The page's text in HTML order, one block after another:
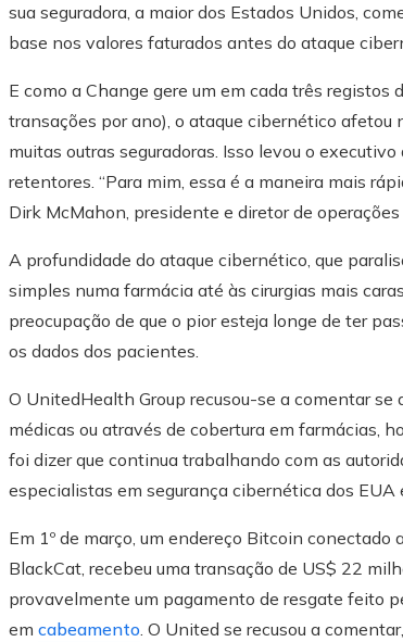
sua seguradora, a maior dos Estados Unidos,
base nos valores faturados antes do ataque
E como a Change gere um em cada três
transações por ano), o ataque cibernético
muitas outras seguradoras. Isso levou o
retentores. “Para mim, essa é a maneira mais
Dirk McMahon, presidente e diretor de
A profundidade do ataque cibernético, que
simples numa farmácia até às cirurgias mais
preocupação de que o pior esteja longe de ter
os dados dos pacientes.
O UnitedHealth Group recusou-se a comentar se
médicas ou através de cobertura em farmácias,
foi dizer que continua trabalhando com as
especialistas em segurança cibernética dos
Em 1º de março, um endereço Bitcoin
BlackCat, recebeu uma transação de US$ 22
provavelmente um pagamento de resgate feito
em cabeamento. O United se recusou a